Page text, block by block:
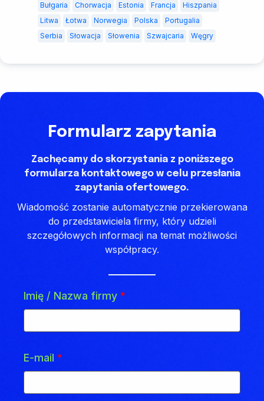
Bułgaria Chorwacja Estonia Francja
Hiszpania
Litwa
Łotwa Norwegia Polska
Portugalia
Serbia
Słowacja Słowenia Szwajcaria Węgry
Formularz zapytania
Zachęcamy do skorzystania z poniższego
formularza kontaktowego w celu przesłania
zapytania ofertowego.
Wiadomość zostanie automatycznie przekierowana
do przedstawiciela firmy, który udzieli
szczegółowych informacji na temat możliwości
współpracy.
Imię / Nazwa firmy *
E-mail *